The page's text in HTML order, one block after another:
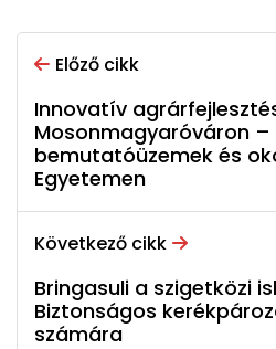
Előző cikk
Innovatív
Mosonmagyaróváron –
bemutatóüzemek és
Egyetemen
Következő cikk
Bringasuli a szigetközi
Biztonságos
számára